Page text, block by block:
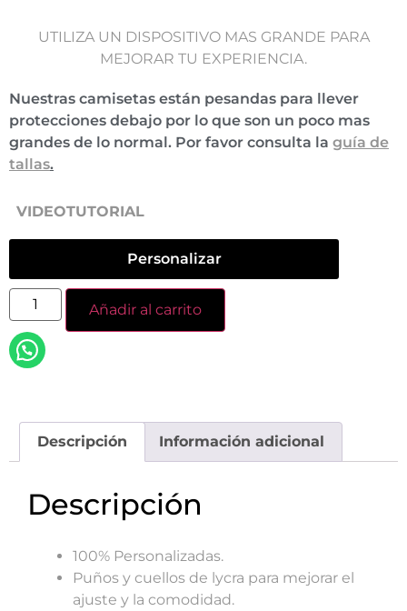
UTILIZA UN DISPOSITIVO MAS GRANDE PARA
MEJORAR TU EXPERIENCIA.
Nuestras camisetas están pesandas para llever
protecciones debajo por lo que son un poco mas
grandes de lo normal. Por favor consulta la guía de
tallas.
VIDEOTUTORIAL
Personalizar
Añadir al carrito
Descripción Información adicional
Descripción
100% Personalizadas.
Puños y cuellos de lycra para mejorar el
ajuste y la comodidad.